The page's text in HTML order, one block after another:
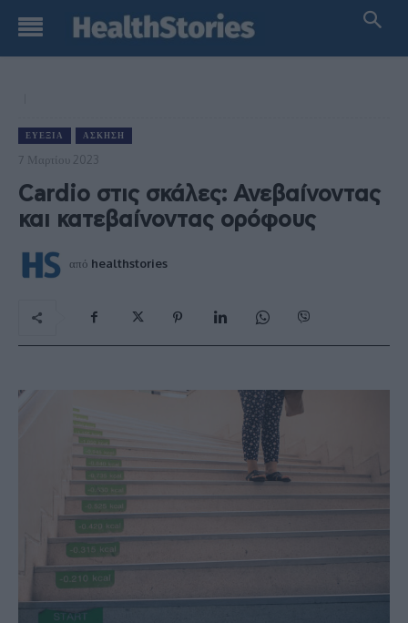
ΕΥΕΞΊΑ ΆΣΚΗΣΗ
7 Μαρτίου 2023
Cardio στις σκάλες: Ανεβαίνοντας
και κατεβαίνοντας ορόφους
από healthstories